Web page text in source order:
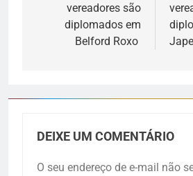
vereadores são
diplomados em
Belford Roxo
DEIXE UM COMENTÁRIO
O seu endereço de e-mail não